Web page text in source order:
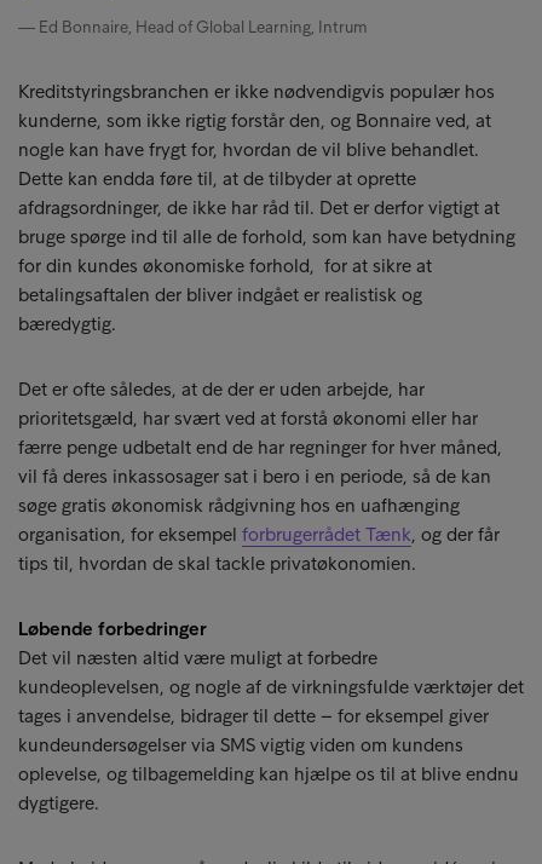
Ed Bonnaire, Head of Global Learning, Intrum
Kreditstyringsbranchen er ikke nødvendigvis populær hos
kunderne, som ikke rigtig forstår den, og Bonnaire ved, at
nogle kan have frygt for, hvordan de vil blive behandlet.
Dette kan endda føre til, at de tilbyder at oprette
afdragsordninger, de ikke har råd til. Det er derfor vigtigt at
bruge spørge ind til alle de forhold, som kan have betydning
for din kundes økonomiske forhold, for at sikre at
betalingsaftalen der bliver indgået er realistisk og
bæredygtig.
Det er ofte således, at de der er uden arbejde, har
prioritetsgæld, har svært ved at forstå økonomi eller har
færre penge udbetalt end de har regninger for hver måned,
vil få deres inkassosager sat i bero i en periode, så de kan
søge gratis økonomisk rådgivning hos en uafhænging
organisation, for eksempel forbrugerrådet Tænk, og der får
tips til, hvordan de skal tackle privatøkonomien.
Løbende forbedringer
Det vil næsten altid være muligt at forbedre
kundeoplevelsen, og nogle af de virkningsfulde værktøjer det
tages i anvendelse, bidrager til dette – for eksempel giver
kundeundersøgelser via SMS vigtig viden om kundens
oplevelse, og tilbagemelding kan hjælpe os til at blive endnu
dygtigere.